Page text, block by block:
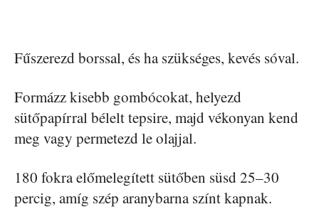
Fűszerezd borssal, és ha szükséges, kevés sóval.
Formázz kisebb gombócokat, helyezd
sütőpapírral bélelt tepsire, majd vékonyan kend
meg vagy permetezd le olajjal.
180 fokra előmelegített sütőben süsd 25–30
percig, amíg szép aranybarna színt kapnak.